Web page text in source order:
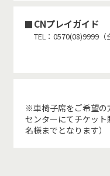
CNプレイガイド
TEL：0570(08)9999（
※車椅子席をご希望の
センターにてチケッ
名様までとなります）